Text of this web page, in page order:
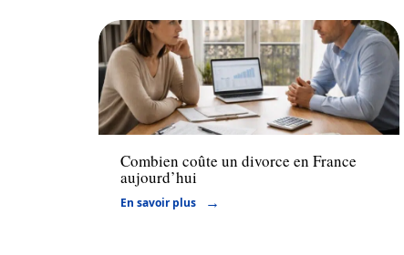
Actu
Combien coûte un divorce en France
aujourd’hui
En savoir plus